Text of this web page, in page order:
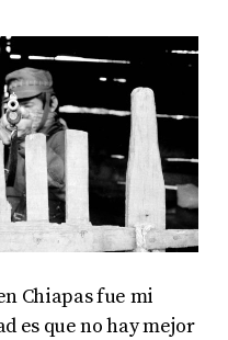
Chiapas fue mi
es que no hay mejor